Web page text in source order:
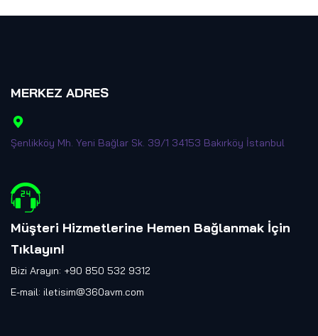
MERKEZ ADRES
Şenlikköy Mh. Yeni Bağlar Sk. 39/1 34153 Bakırköy İstanbul
Müşteri Hizmetlerine Hemen Bağlanmak İçin
Tıklayın!
Bizi Arayın: +90 850 532 9312
E-mail: iletisim@360avm.com